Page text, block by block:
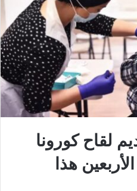
لقاح كورونا
هذا